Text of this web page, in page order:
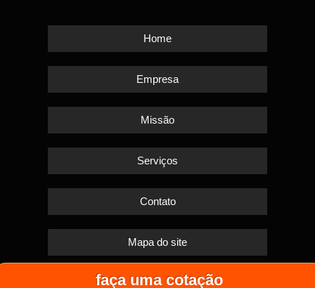
faça uma cotação
Home
Empresa
Missão
Serviços
Contato
Mapa do site